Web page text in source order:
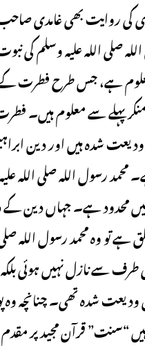
کی روایت بھی غامدی
صلی اللہ علیہ وسلم کی
ہے، جس طرح فطرت کے
پہلے سے معلوم ہیں۔
شدہ ہیں اور دین
محمد رسول اللہ صلی اللہ
محدود ہے۔ جہاں دین
ہے تو وہ محمد رسول اللہ
طرف سے نازل نہیں ہوئی
ودیعت شدہ تھی۔ چنانچہ
“سنت” قرآن مجید پر